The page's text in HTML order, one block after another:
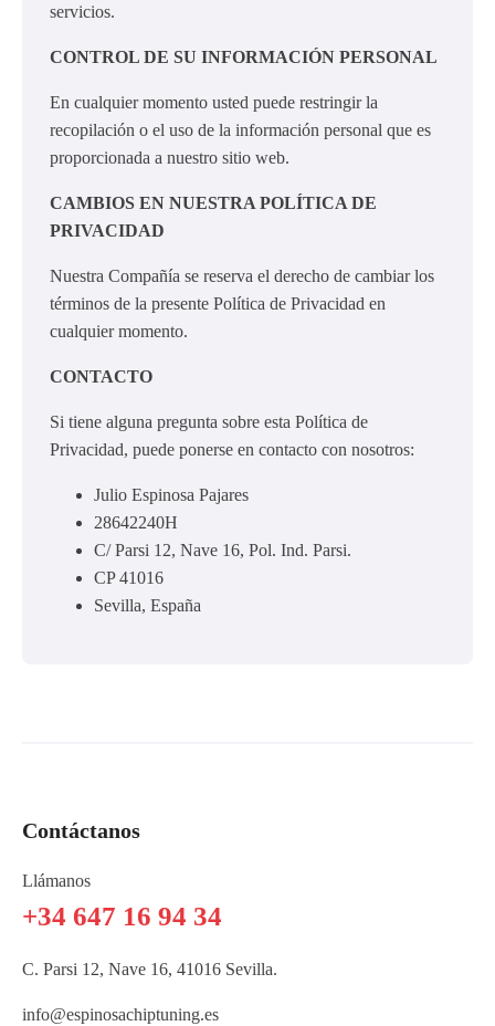
servicios.
CONTROL DE SU INFORMACIÓN PERSONAL
En cualquier momento usted puede restringir la
recopilación o el uso de la información personal que es
proporcionada a nuestro sitio web.
CAMBIOS EN NUESTRA POLÍTICA DE
PRIVACIDAD
Nuestra Compañía se reserva el derecho de cambiar los
términos de la presente Política de Privacidad en
cualquier momento.
CONTACTO
Si tiene alguna pregunta sobre esta Política de
Privacidad, puede ponerse en contacto con nosotros:
Julio Espinosa Pajares
28642240H
C/ Parsi 12, Nave 16, Pol. Ind. Parsi.
CP 41016
Sevilla, España
Contáctanos
Llámanos
+34 647 16 94 34
C. Parsi 12, Nave 16, 41016 Sevilla.
info@espinosachiptuning.es